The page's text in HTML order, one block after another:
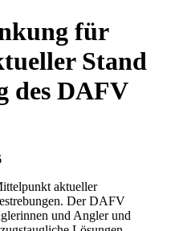
für
Stand
des DAFV